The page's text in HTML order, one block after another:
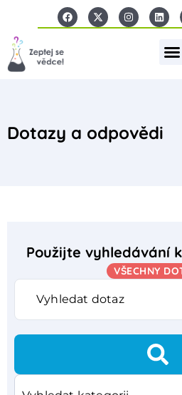
Dotazy a odpovědi
Použijte vyhledávání
VŠECHNY